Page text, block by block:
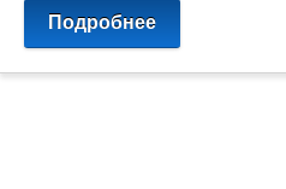
Подробнее